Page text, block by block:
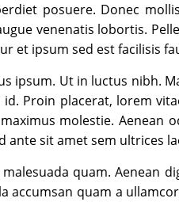
posuere. Donec
venenatis lobortis.
et ipsum sed est facilisis
ipsum. Ut in luctus nibh.
Proin placerat, lorem
molestie. Aenean
ante sit amet sem ultrices
malesuada quam. Aenean
accumsan quam a